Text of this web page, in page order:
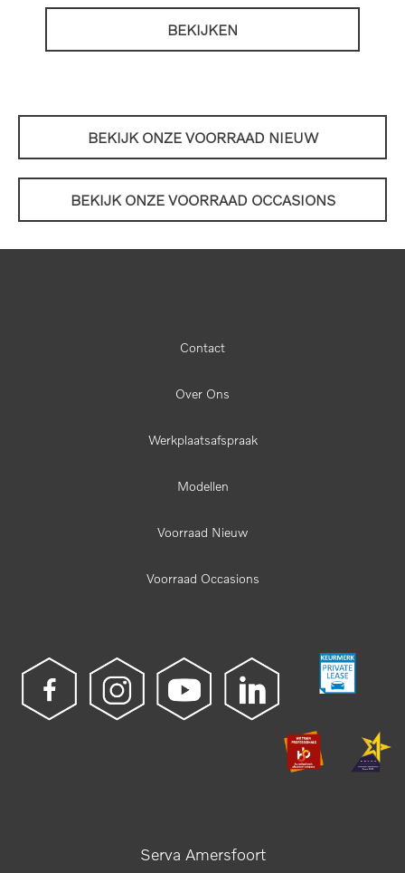
BEKIJKEN
BEKIJK ONZE VOORRAAD NIEUW
BEKIJK ONZE VOORRAAD OCCASIONS
Contact
Over Ons
Werkplaatsafspraak
Modellen
Voorraad Nieuw
Voorraad Occasions
Serva Amersfoort